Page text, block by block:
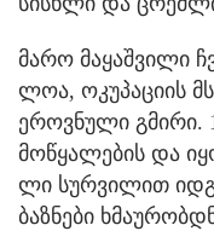
მარო მა­ყაშ­ვი­ლი
ლოა, ოკუ­პა­ცი­ის
ეროვ­ნუ­ლი გმი­რი.
მო­წყა­ლე­ბის და
ლი სურ­ვი­ლით
ბაზ­ნე­ბი